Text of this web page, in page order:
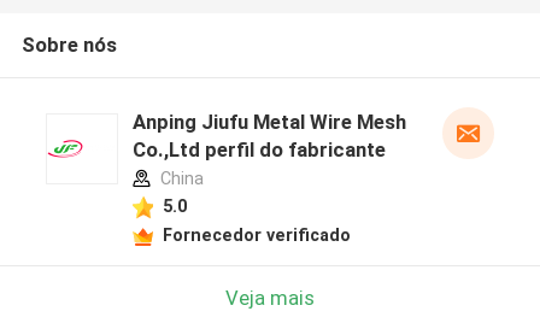
Sobre nós
Anping Jiufu Metal Wire Mesh
Co.,Ltd perfil do fabricante
China
5.0
Fornecedor verificado
Veja mais